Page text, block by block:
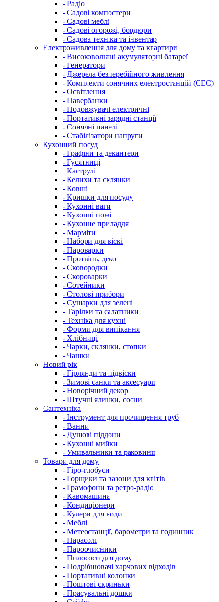
- Радіо
- Садові компостери
- Садові меблі
- Садові огорожі, бордюри
- Садова техніка та інвентар
Електроживлення для дому та квартири
- Високовольтні акумуляторні батареї
- Генератори
- Джерела безперебійного живлення
- Комплекти сонячних електростанцій (СЕС)
- Освітлення
- Павербанки
- Подовжувачі електричні
- Портативні зарядні станції
- Сонячні панелі
- Стабілізатори напруги
Кухонний посуд
- Графіни та декантери
- Гусятниці
- Каструлі
- Келихи та склянки
- Ковші
- Кришки для посуду
- Кухонні ваги
- Кухонні ножі
- Кухонне приладдя
- Марміти
- Набори для віскі
- Пароварки
- Протвінь, деко
- Сковородки
- Скороварки
- Сотейники
- Столові прибори
- Сушарки для зелені
- Тарілки та салатники
- Техніка для кухні
- Форми для випікання
- Хлібниці
- Чарки, склянки, стопки
- Чашки
Новий рік
- Гірлянди та підвіски
- Зимові санки та аксесуари
- Новорічний декор
- Штучні ялинки, сосни
Сантехніка
- Інструмент для прочищення труб
- Ванни
- Душові піддони
- Кухонні мийки
- Умивальники та раковини
Товари для дому
- Гіро-глобуси
- Горщики та вазони для квітів
- Грамофони та ретро-радіо
- Кавомашина
- Кондиціонери
- Кулери для води
- Меблі
- Метеостанції, барометри та годинник
- Парасолі
- Пароочисники
- Пилососи для дому
- Подрібнювачі харчових відходів
- Портативні колонки
- Поштові скриньки
- Прасувальні дошки